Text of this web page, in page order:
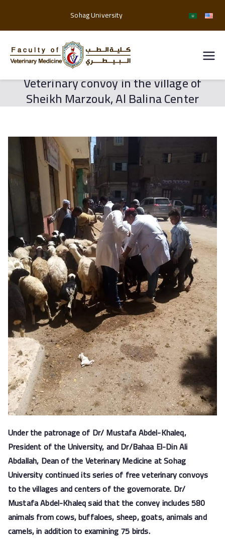
Sohag University
الطب
جامعة
سوهاج |
Veterinary convoy in the village of
Sheikh Marzouk, Al Balina Center
Under the patronage of Dr/Mustafa Abdel-Khaleq,
President of the University, and Dr/Bahaa El-Din Ali
Abdallah, Dean of the Veterinary Medicine at Sohag
University continued its series of free veterinary convoys
to the villages and centers of the governorate. Dr/
Mustafa Abdel-Khaleq said that the convey includes 580
animals from cows, buffaloes, sheep, goats, animals and
camels, in addition to examining 75 birds.